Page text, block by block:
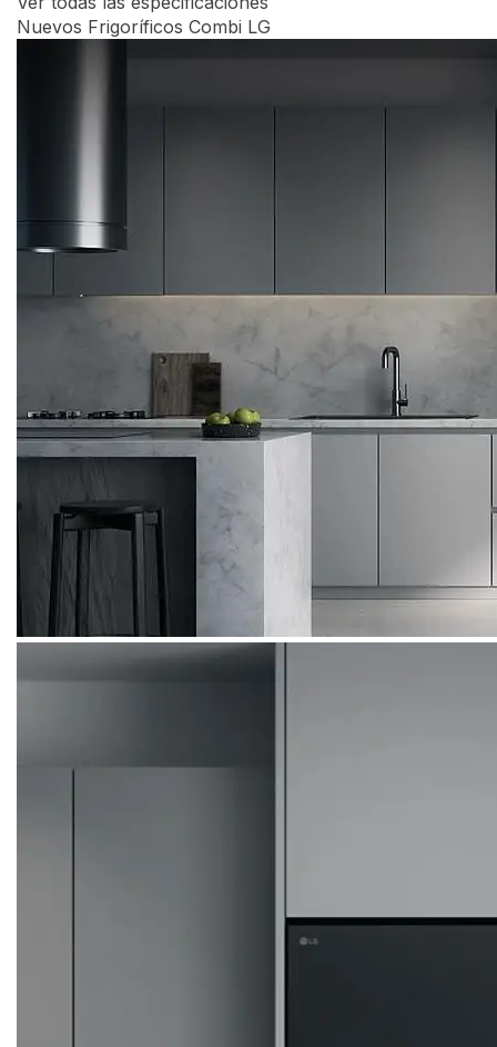
Nuevos Frigoríficos Combi LG